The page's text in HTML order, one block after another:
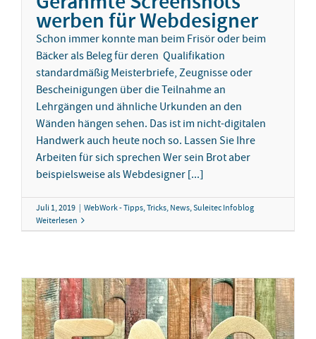
werben für Webdesigner
Schon immer konnte man beim Frisör oder beim
Bäcker als Beleg für deren Qualifikation
standardmäßig Meisterbriefe, Zeugnisse oder
Bescheinigungen über die Teilnahme an
Lehrgängen und ähnliche Urkunden an den
Wänden hängen sehen. Das ist im nicht-digitalen
Handwerk auch heute noch so. Lassen Sie Ihre
Arbeiten für sich sprechen Wer sein Brot aber
beispielsweise als Webdesigner [...]
Juli 1, 2019 | WebWork - Tipps, Tricks, News,Suleitec Infoblog
Weiterlesen